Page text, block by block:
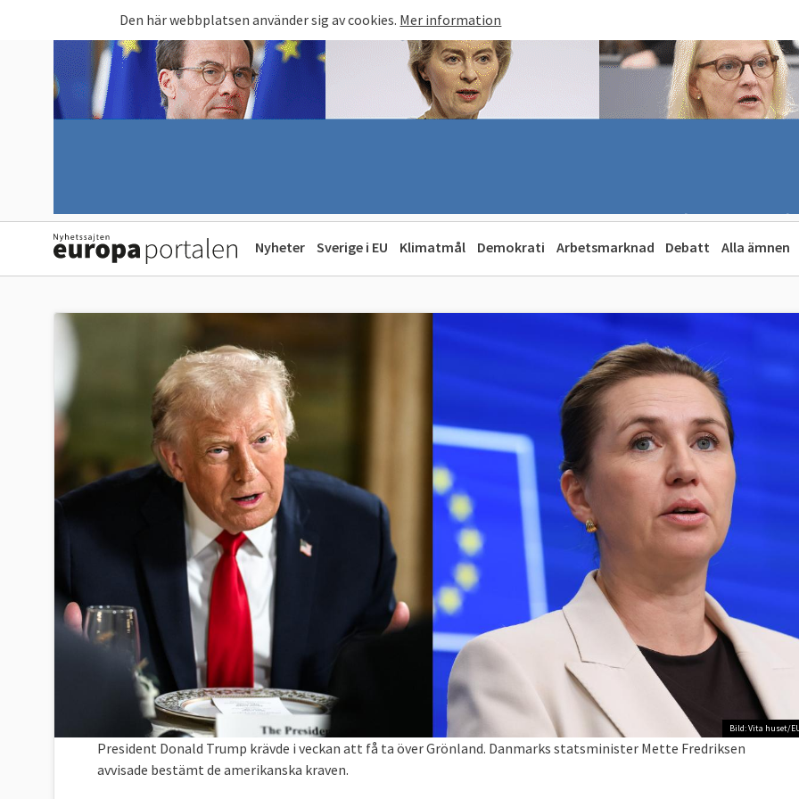
Den här webbplatsen använder sig av cookies. Mer information
Nyheter Sverige i EU Klimatmål Demokrati Arbetsmarknad Debatt Alla ämnen
Bild: Vita huset/
President Donald Trump krävde i veckan att få ta över Grönland. Danmarks statsminister Mette Fredriksen
avvisade bestämt de amerikanska kraven.